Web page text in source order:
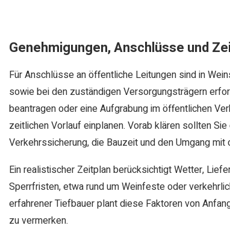
Genehmigungen, Anschlüsse und
Für Anschlüsse an öffentliche Leitungen sind in
sowie bei den zuständigen Versorgungsträgern
beantragen oder eine Aufgrabung im öffentlichen
zeitlichen Vorlauf einplanen. Vorab klären sollten
Verkehrssicherung, die Bauzeit und den Umgang mit
Ein realistischer Zeitplan berücksichtigt Wetter,
Sperrfristen, etwa rund um Weinfeste oder
erfahrener Tiefbauer plant diese Faktoren von
zu vermerken.